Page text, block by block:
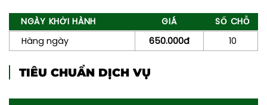
NGÀY KHỞI HÀNH GIÁ
SỐ CHỖ
Hàng ngày
650.000đ 10
TIÊU CHUẨN DỊCH VỤ